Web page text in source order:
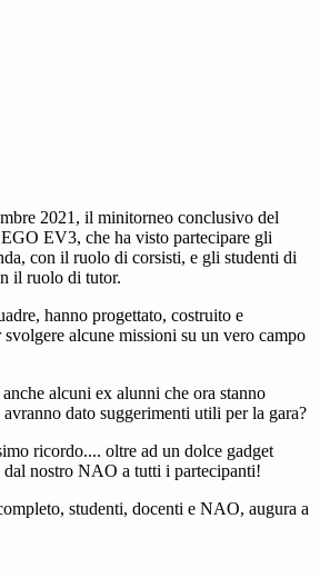
2021, il minitorneo conclusivo del
EV3, che ha visto partecipare gli
con il ruolo di corsisti, e gli studenti di
il ruolo di tutor.
hanno progettato, costruito e
alcune missioni su un vero campo
alcuni ex alunni che ora stanno
dato suggerimenti utili per la gara?
ricordo.... oltre ad un dolce gadget
dal nostro NAO a tutti i partecipanti!
studenti, docenti e NAO, augura a